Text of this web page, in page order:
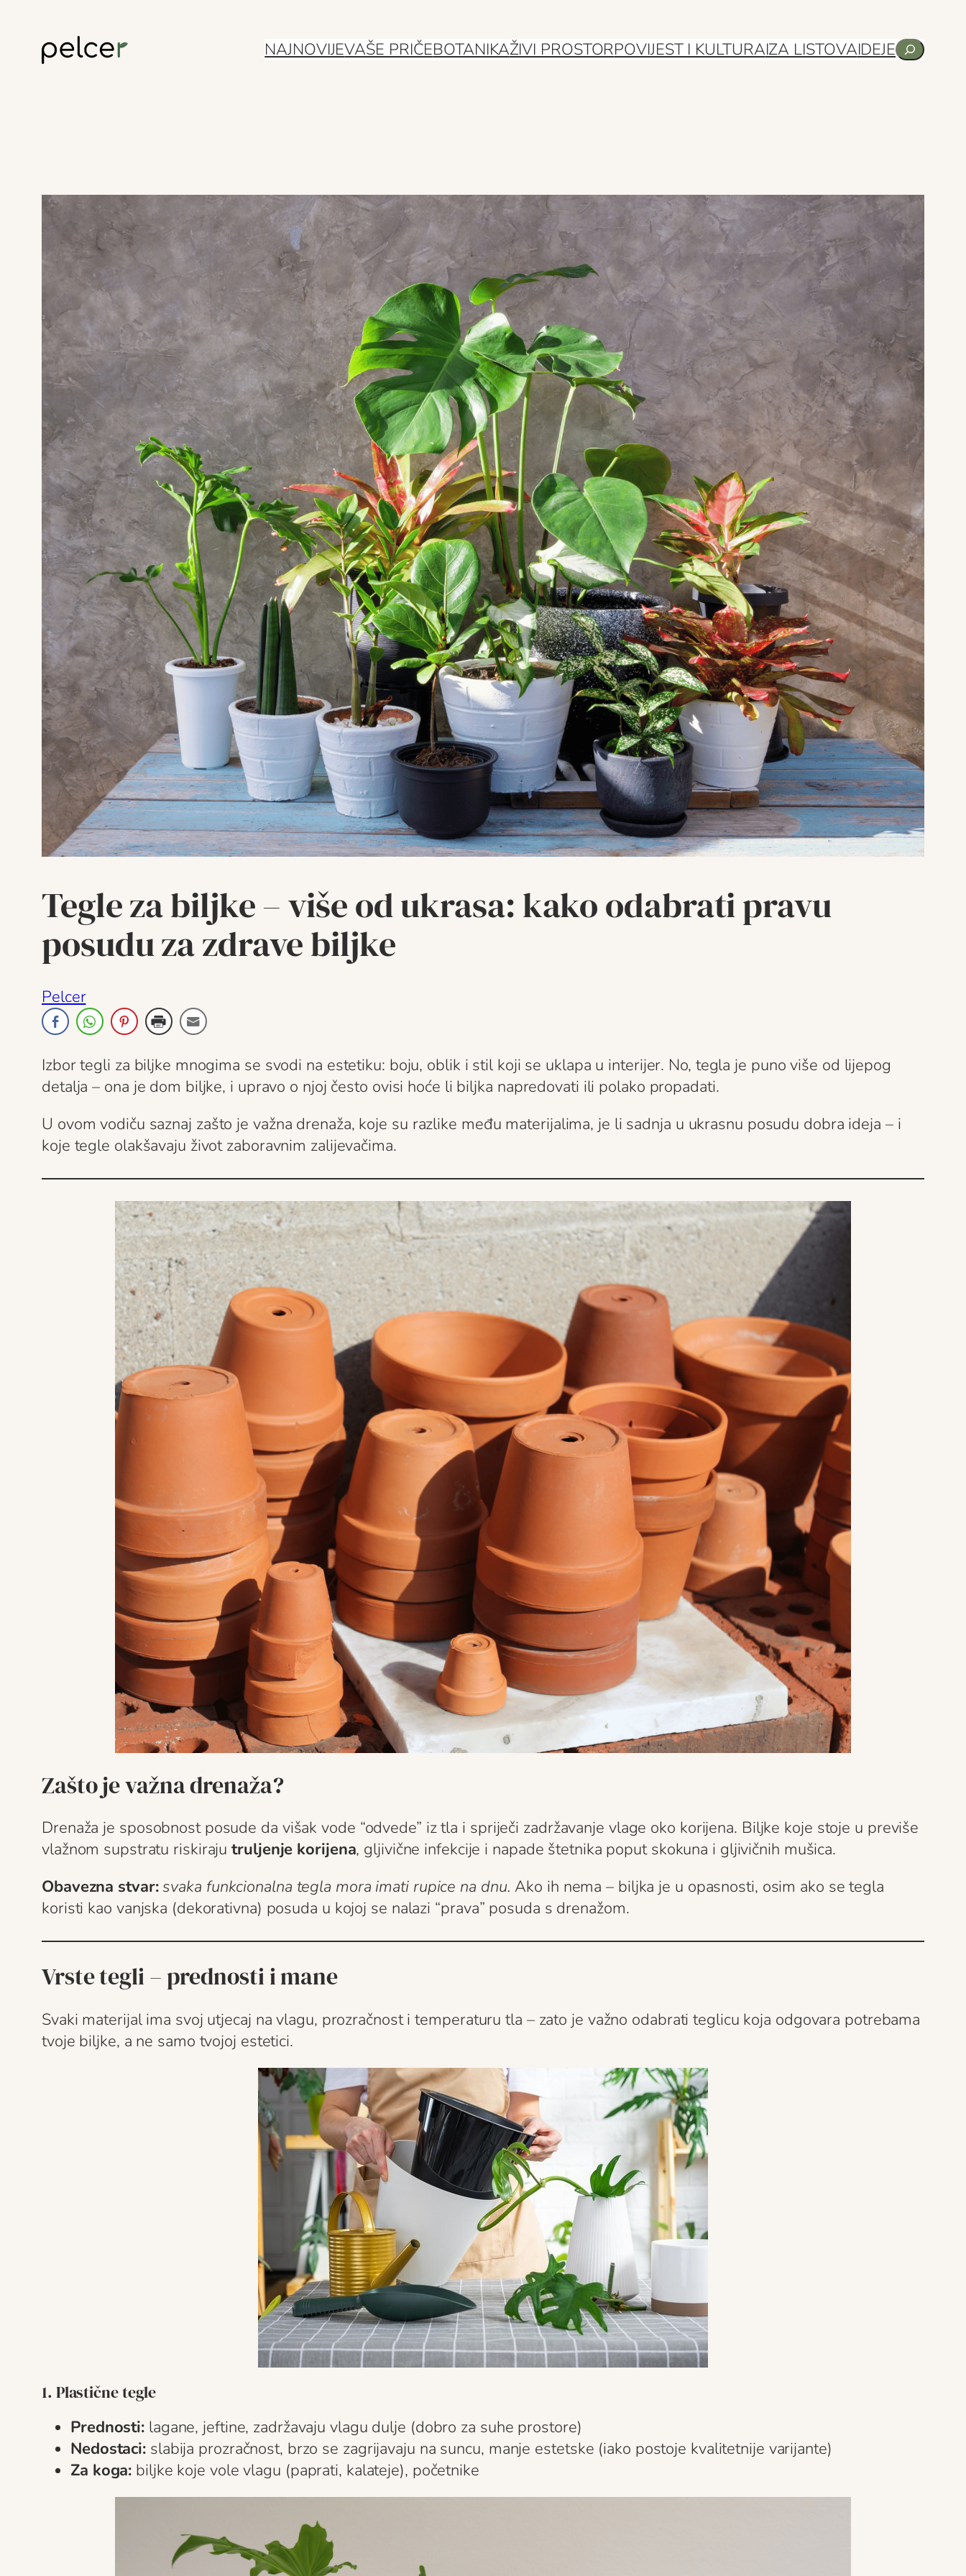
NAJNOVIJEVAŠE PRIČEBOTANIKAŽIVI PROSTORPOVIJEST I KULTURAIZA LISTOVAIDEJEPretraga
Tegle za biljke – više od ukrasa: kako odabrati pravu
posudu za zdrave biljke
Pelcer
Izbor tegli za biljke mnogima se svodi na estetiku: boju, oblik i stil koji se uklapa u interijer. No, tegla je puno više od lijepog
detalja – ona je dom biljke, i upravo o njoj često ovisi hoće li biljka napredovati ili polako propadati.
U ovom vodiču saznaj zašto je važna drenaža, koje su razlike među materijalima, je li sadnja u ukrasnu posudu dobra ideja – i
koje tegle olakšavaju život zaboravnim zalijevačima.
Zašto je važna drenaža?
Drenaža je sposobnost posude da višak vode “odvede” iz tla i spriječi zadržavanje vlage oko korijena. Biljke koje stoje u previše
vlažnom supstratu riskirajutruljenje korijena, gljivične infekcije i napade štetnika poput skokuna i gljivičnih mušica.
Obavezna stvar: svaka funkcionalna tegla mora imati rupice na dnu. Ako ih nema – biljka je u opasnosti, osim ako se tegla
koristi kao vanjska (dekorativna) posuda u kojoj se nalazi “prava” posuda s drenažom.
Vrste tegli – prednosti i mane
Svaki materijal ima svoj utjecaj na vlagu, prozračnost i temperaturu tla – zato je važno odabrati teglicu koja odgovara potrebama
tvoje biljke, a ne samo tvojoj estetici.
1. Plastične tegle
Prednosti: lagane, jeftine, zadržavaju vlagu dulje (dobro za suhe prostore)
Nedostaci: slabija prozračnost, brzo se zagrijavaju na suncu, manje estetske (iako postoje kvalitetnije varijante)
Za koga: biljke koje vole vlagu (paprati, kalateje), početnike